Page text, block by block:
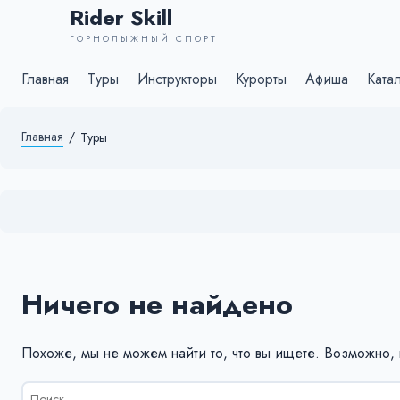
Rider Skill
ГОРНОЛЫЖНЫЙ СПОРТ
Главная Туры Инструкторы Курорты Афиша
Главная / Туры
Ничего не найдено
Похоже, мы не можем найти то, что вы ищете. Возможно,
Результаты